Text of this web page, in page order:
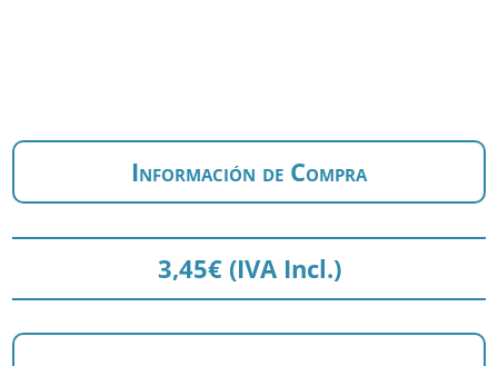
Información de Compra
3,45€ (IVA Incl.)